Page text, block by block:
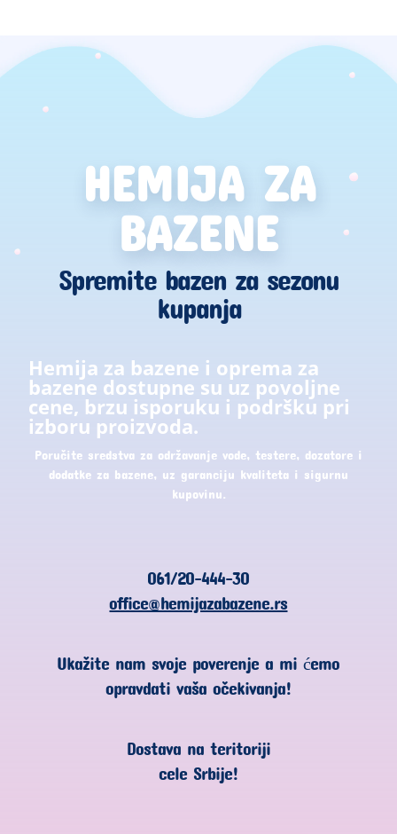
HEMIJA ZA
BAZENE
Spremite bazen za sezonu
kupanja
Hemija za bazene i oprema za
bazene dostupne su uz povoljne
cene, brzu isporuku i podršku pri
izboru proizvoda.
Poručite sredstva za održavanje vode, testere, dozatore i
dodatke za bazene, uz garanciju kvaliteta i sigurnu
kupovinu.
061/20-444-30
office@hemijazabazene.rs
Ukažite nam svoje poverenje a mi ćemo
opravdati vaša očekivanja!
Dostava na teritoriji
cele Srbije!